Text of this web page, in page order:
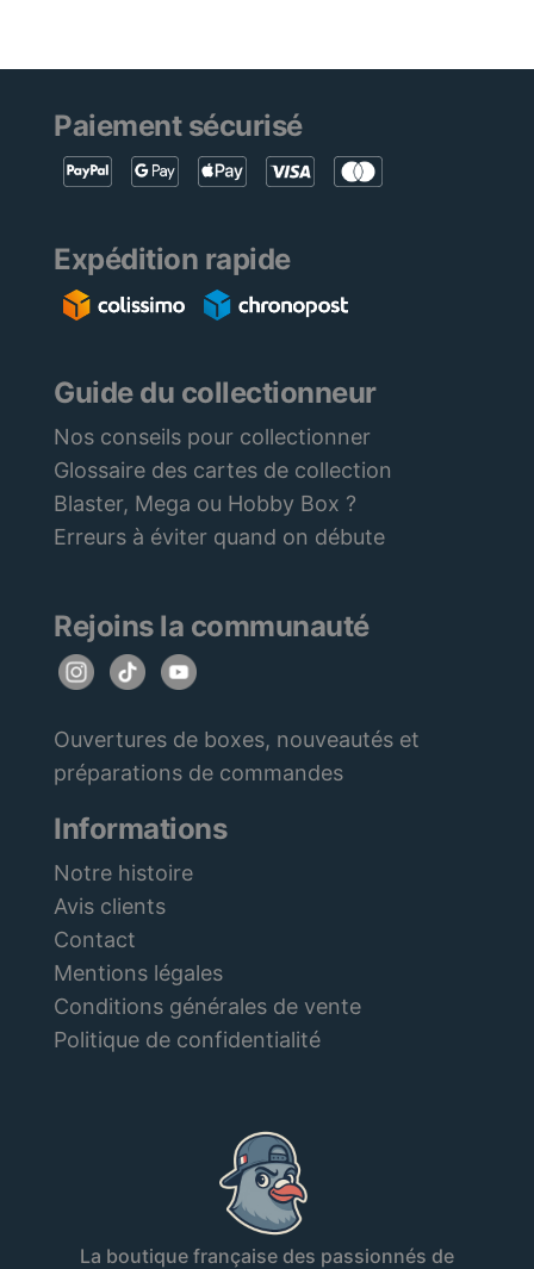
Paiement sécurisé
Expédition rapide
Guide du collectionneur
Nos conseils pour collectionner
Glossaire des cartes de collection
Blaster, Mega ou Hobby Box ?
Erreurs à éviter quand on débute
Rejoins la communauté
Ouvertures de boxes, nouveautés et
préparations de commandes
Informations
Notre histoire
Avis clients
Contact
Mentions légales
Conditions générales de vente
Politique de confidentialité
La boutique française des passionnés de